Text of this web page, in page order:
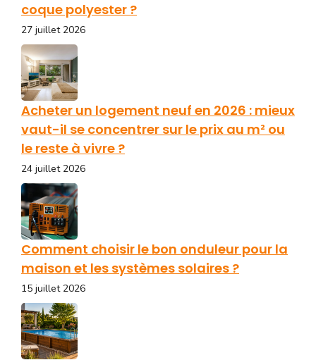
coque polyester ?
27 juillet 2026
Acheter un logement neuf en 2026 : mieux
vaut-il se concentrer sur le prix au m² ou
le reste à vivre ?
24 juillet 2026
Comment choisir le bon onduleur pour la
maison et les systèmes solaires ?
15 juillet 2026